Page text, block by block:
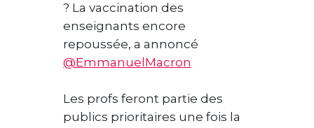
? La vaccination des
enseignants encore
repoussée, a annoncé
@EmmanuelMacron
Les profs feront partie des
publics prioritaires une fois la